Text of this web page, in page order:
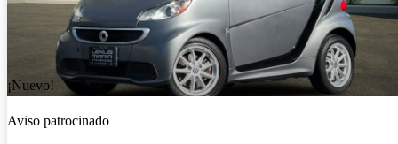
¡Nuevo!
Aviso patrocinado